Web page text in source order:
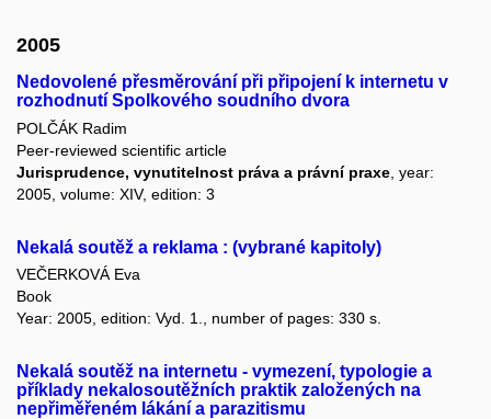
2005
Nedovolené přesměrování při připojení k internetu v
rozhodnutí Spolkového soudního dvora
POLČÁK Radim
Peer-reviewed scientific article
Jurisprudence, vynutitelnost práva a právní praxe , year:
2005, volume: XIV, edition: 3
Nekalá soutěž a reklama : (vybrané kapitoly)
VEČERKOVÁ Eva
Book
Year: 2005, edition: Vyd. 1., number of pages: 330 s.
Nekalá soutěž na internetu - vymezení, typologie a
příklady nekalosoutěžních praktik založených na
nepřiměřeném lákání a parazitismu